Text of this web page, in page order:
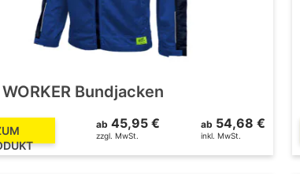
Bundjacken
ab 45,95 €
zzgl. MwSt.
ab 54,68 €
inkl. MwSt.